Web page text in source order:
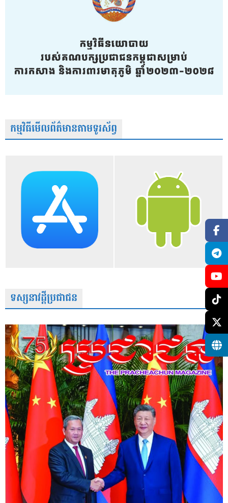
កម្មវិធីមើលព័ត៌មានតាមទូរស័ព្វ
ទស្សនាវដ្តីប្រជាជន